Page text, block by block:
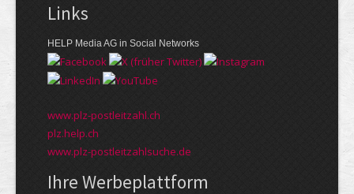
Links
HELP Media AG in Social Networks
www.plz-postleitzahl.ch
plz.help.ch
www.plz-postleitzahlsuche.de
Ihre Werbeplattform